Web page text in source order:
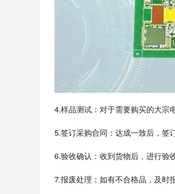
4.样品测试：对于需要购买的大宗
5.签订采购合同：达成一致后，签
6.验收确认：收到货物后，进行验
7.报废处理：如有不合格品，及时